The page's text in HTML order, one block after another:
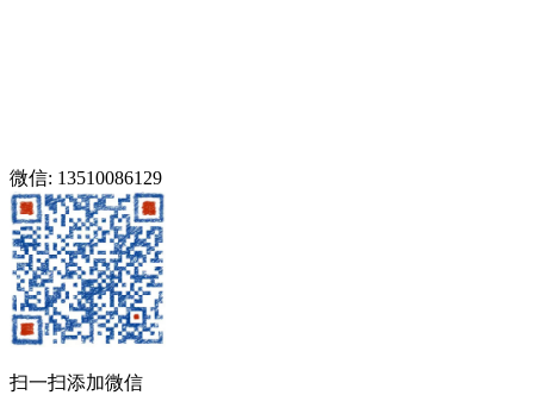
微信: 13510086129
扫一扫添加微信